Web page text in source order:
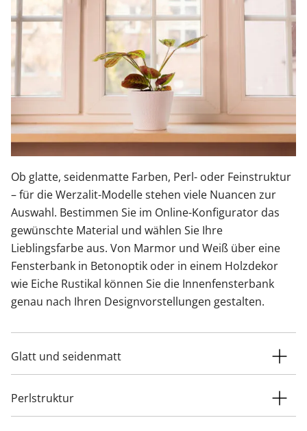
Ob glatte, seidenmatte Farben, Perl- oder Feinstruktur
– für die Werzalit-Modelle stehen viele Nuancen zur
Auswahl. Bestimmen Sie im Online-Konfigurator das
gewünschte Material und wählen Sie Ihre
Lieblingsfarbe aus. Von Marmor und Weiß über eine
Fensterbank in Betonoptik oder in einem Holzdekor
wie Eiche Rustikal können Sie die Innenfensterbank
genau nach Ihren Designvorstellungen gestalten.
Glatt und seidenmatt
Perlstruktur